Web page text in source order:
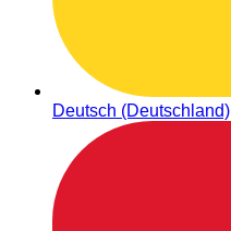
Deutsch (Deutschland)